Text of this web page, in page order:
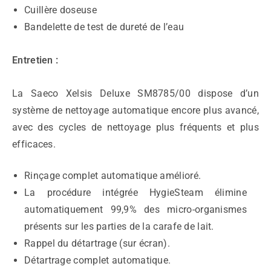
Cuillère doseuse
Bandelette de test de dureté de l’eau
Entretien :
La Saeco Xelsis Deluxe SM8785/00 dispose d’un
système de nettoyage automatique encore plus avancé,
avec des cycles de nettoyage plus fréquents et plus
efficaces.
Rinçage complet automatique amélioré.
La procédure intégrée HygieSteam élimine
automatiquement 99,9% des micro-organismes
présents sur les parties de la carafe de lait.
Rappel du détartrage (sur écran).
Détartrage complet automatique.